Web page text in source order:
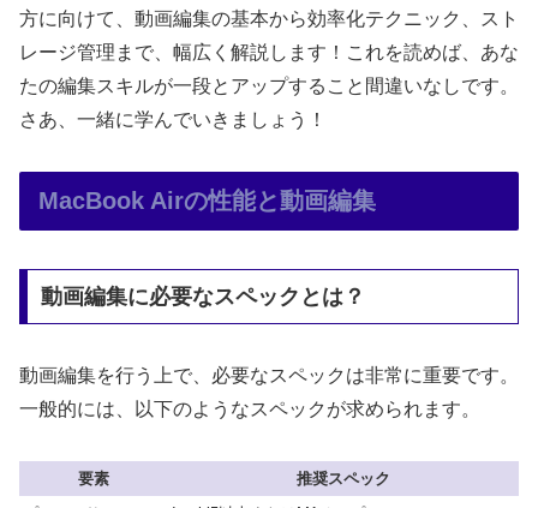
方に向けて、動画編集の基本から効率化テクニック、スト
レージ管理まで、幅広く解説します！これを読めば、あな
たの編集スキルが一段とアップすること間違いなしです。
さあ、一緒に学んでいきましょう！
MacBook Airの性能と動画編集
動画編集に必要なスペックとは？
動画編集を行う上で、必要なスペックは非常に重要です。
一般的には、以下のようなスペックが求められます。
要素
推奨スペック